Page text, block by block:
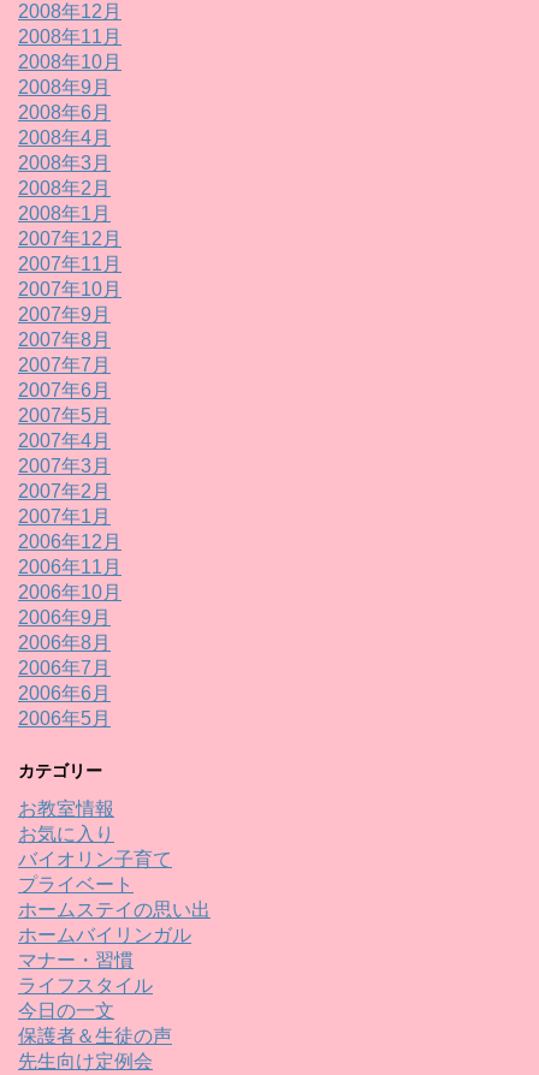
2008年12月
2008年11月
2008年10月
2008年9月
2008年6月
2008年4月
2008年3月
2008年2月
2008年1月
2007年12月
2007年11月
2007年10月
2007年9月
2007年8月
2007年7月
2007年6月
2007年5月
2007年4月
2007年3月
2007年2月
2007年1月
2006年12月
2006年11月
2006年10月
2006年9月
2006年8月
2006年7月
2006年6月
2006年5月
カテゴリー
お教室情報
お気に入り
バイオリン子育て
プライベート
ホームステイの思い出
ホームバイリンガル
マナー・習慣
ライフスタイル
今日の一文
保護者＆生徒の声
先生向け定例会